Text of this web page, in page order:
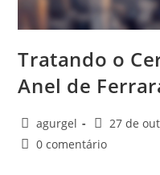
Tratando o
Anel de
agurgel 27 de
0 comentário